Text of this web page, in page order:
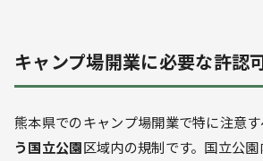
キャンプ場開業に必要な許認
熊本県でのキャンプ場開業で特に注意す
う国立公園区域内の規制です。国立公園